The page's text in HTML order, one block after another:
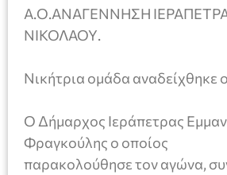
Α.Ο.ΑΝΑΓΕΝΝΗΣΗ
ΝΙΚΟΛΑΟΥ.
Νικήτρια ομάδα αναδείχθηκε
Ο Δήμαρχος Ιεράπετρας
Φραγκούλης ο οποίος
παρακολούθησε τον αγώνα,